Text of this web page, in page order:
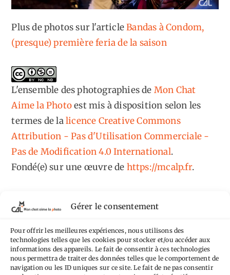
Gérer le consentement
Pour offrir les meilleures expériences, nous utilisons des
technologies telles que les cookies pour stocker et/ou accéder aux
informations des appareils. Le fait de consentir à ces technologies
nous permettra de traiter des données telles que le comportement de
navigation ou les ID uniques sur ce site. Le fait de ne pas consentir
Plus de photos sur l'articleBandas à Condom,
(presque) première feria de la saison
L'ensemble des photographiesde Mon Chat
Aime la Photoest mis à disposition selon les
termes de lalicence Creative Commons
Attribution - Pas d'Utilisation Commerciale -
Pas de Modification 4.0 International.
Fondé(e) sur une œuvre de https://mcalp.fr.
Tags
AilleursAimez-vous bordelAllemagne Andorre